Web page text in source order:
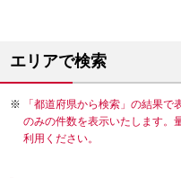
エリアで検索
「都道府県から検索」の結果
のみの件数を表示いたします。
利用ください。